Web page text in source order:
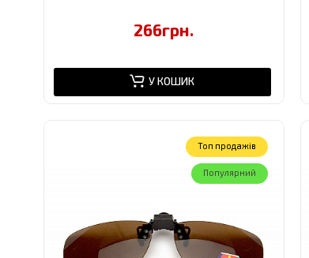
266грн.
У КОШИК
Toп продажів
Популярний